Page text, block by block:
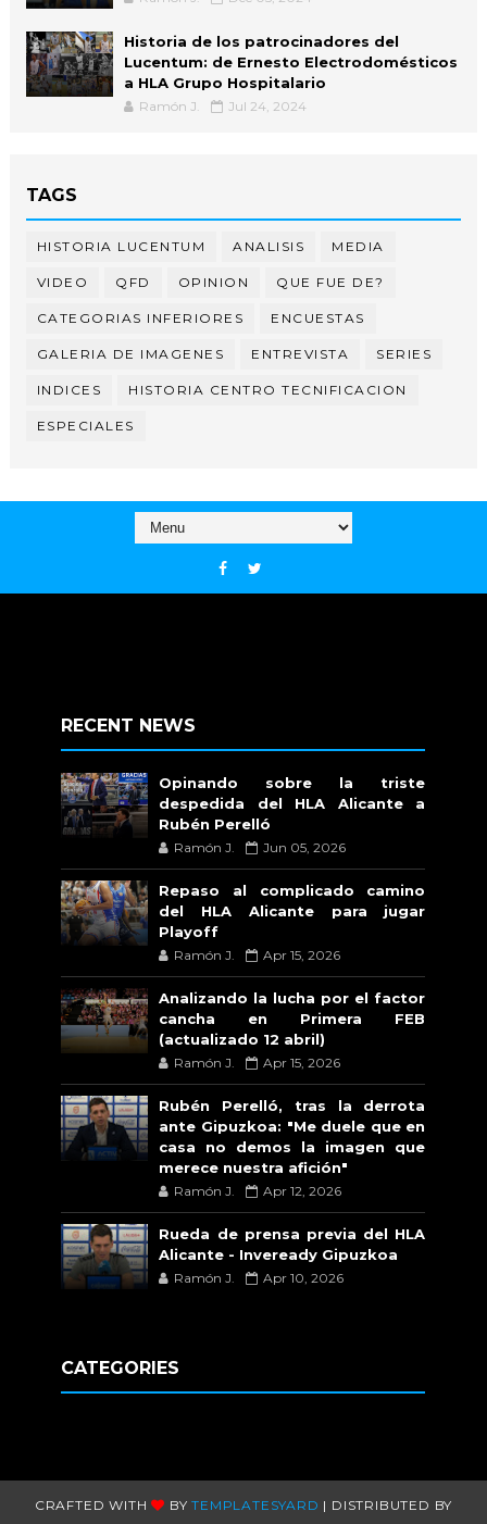
Historia de los patrocinadores del
Lucentum: de Ernesto Electrodomésticos
a HLA Grupo Hospitalario
Ramón J. Jul 24, 2024
TAGS
HISTORIA LUCENTUM ANALISIS MEDIA
VIDEO QFD OPINION QUE FUE DE?
CATEGORIAS INFERIORES ENCUESTAS
GALERIA DE IMAGENES ENTREVISTA SERIES
INDICES HISTORIA CENTRO TECNIFICACION
ESPECIALES
RECENT NEWS
Opinando sobre la triste
despedida del HLA Alicante a
Rubén Perelló
Ramón J. Jun 05, 2026
Repaso al complicado camino
del HLA Alicante para jugar
Playoff
Ramón J. Apr 15, 2026
Analizando la lucha por el factor
cancha en Primera FEB
(actualizado 12 abril)
Ramón J. Apr 15, 2026
Rubén Perelló, tras la derrota
ante Gipuzkoa: "Me duele que en
casa no demos la imagen que
merece nuestra afición"
Ramón J. Apr 12, 2026
Rueda de prensa previa del HLA
Alicante - Inveready Gipuzkoa
Ramón J. Apr 10, 2026
CATEGORIES
CRAFTED WITH BYTEMPLATESYARD | DISTRIBUTED BY